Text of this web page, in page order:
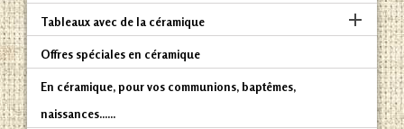
Tableaux avec de la céramique 
Offres spéciales en céramique
En céramique, pour vos communions, baptêmes,
naissances......